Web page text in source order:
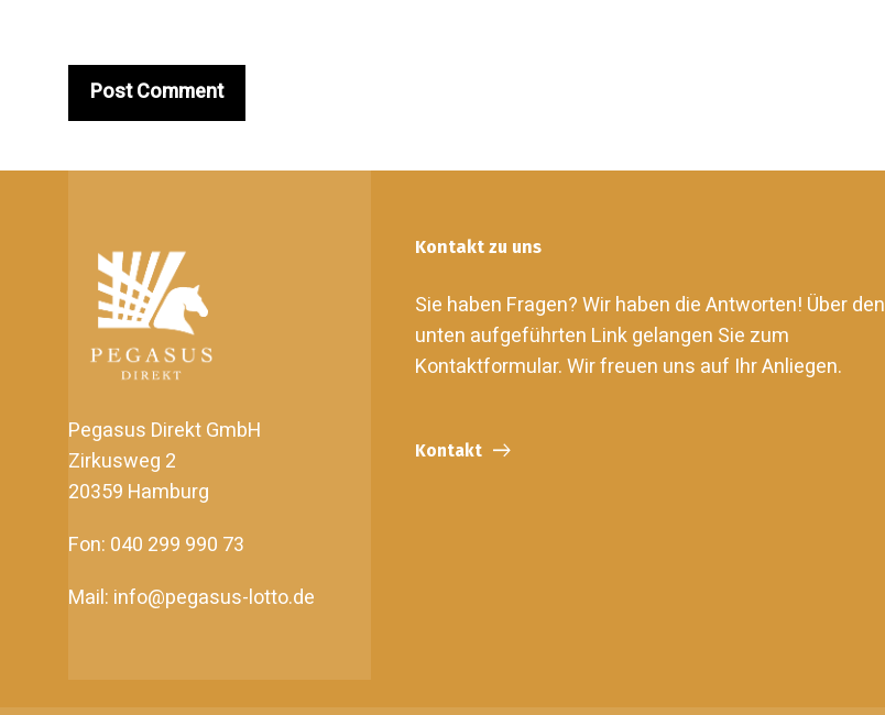
Pegasus Direkt GmbH
Zirkusweg 2
20359 Hamburg
Fon: 040 299 990 73
Mail: info@pegasus-lotto.de
Kontakt zu uns
Sie haben Fragen? Wir haben die Antworten! Über den
unten aufgeführten Link gelangen Sie zum
Kontaktformular. Wir freuen uns auf Ihr Anliegen.
Kontakt